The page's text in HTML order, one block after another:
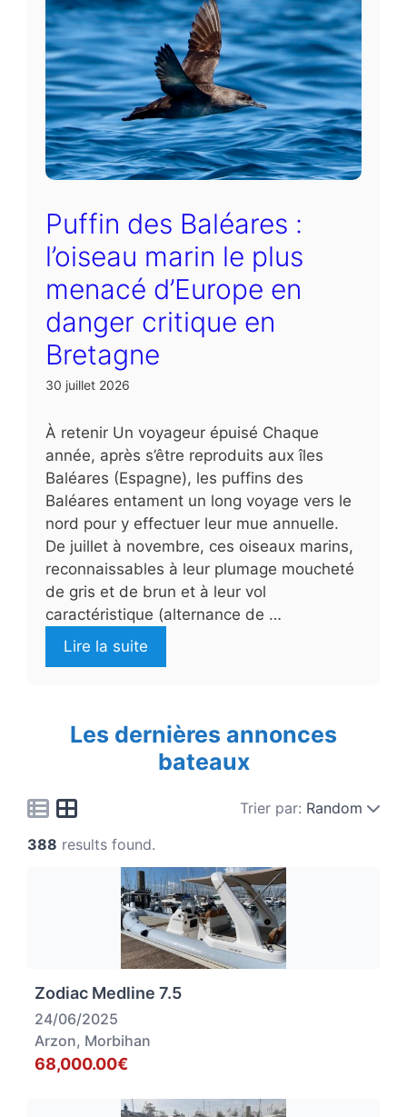
Puffin des Baléares :
l’oiseau marin le plus
menacé d’Europe en
danger critique en
Bretagne
30 juillet 2026
À retenir Un voyageur épuisé Chaque
année, après s’être reproduits aux îles
Baléares (Espagne), les puffins des
Baléares entament un long voyage vers le
nord pour y effectuer leur mue annuelle.
De juillet à novembre, ces oiseaux marins,
reconnaissables à leur plumage moucheté
de gris et de brun et à leur vol
caractéristique (alternance de …
Lire la suite
Les dernières annonces
bateaux
Trier par: Random
388 results found.
Zodiac Medline 7.5
24/06/2025
Arzon, Morbihan
68,000.00€